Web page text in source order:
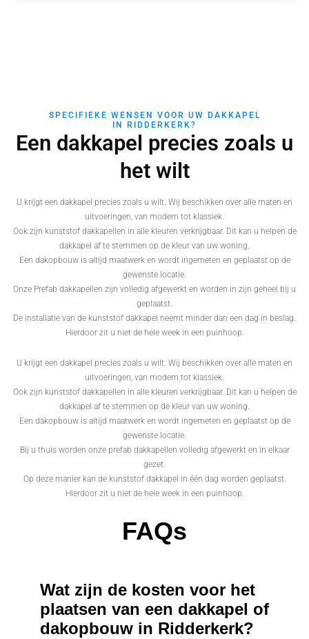
SPECIFIEKE WENSEN VOOR UW DAKKAPEL
IN RIDDERKERK?
Een dakkapel precies zoals u
het wilt
U krijgt een dakkapel precies zoals u wilt. Wij beschikken over alle maten en
uitvoeringen, van modern tot klassiek.
Ook zijn kunststof dakkapellen in alle kleuren verkrijgbaar. Dit kan u helpen de
dakkapel af te stemmen op de kleur van uw woning.
Een dakopbouw is altijd maatwerk en wordt ingemeten en geplaatst op de
gewenste locatie.
Onze Prefab dakkapellen zijn volledig afgewerkt en worden in zijn geheel bij u
geplaatst.
De installatie van de kunststof dakkapel neemt minder dan een dag in beslag.
Hierdoor zit u niet de hele week in een puinhoop.
U krijgt een dakkapel precies zoals u wilt. Wij beschikken over alle maten en
uitvoeringen, van modern tot klassiek.
Ook zijn kunststof dakkapellen in alle kleuren verkrijgbaar. Dit kan u helpen de
dakkapel af te stemmen op de kleur van uw woning.
Een dakopbouw is altijd maatwerk en wordt ingemeten en geplaatst op de
gewenste locatie.
Bij u thuis worden onze prefab dakkapellen volledig afgewerkt en in elkaar
gezet.
Op deze manier kan de kunststof dakkapel in één dag worden geplaatst.
Hierdoor zit u niet de hele week in een puinhoop.
FAQs
Wat zijn de kosten voor het
plaatsen van een dakkapel of
dakopbouw in Ridderkerk?